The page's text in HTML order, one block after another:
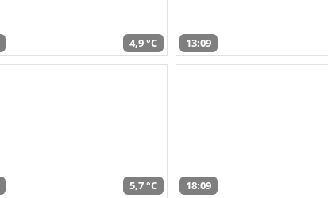
4,9 °C 13:09
5,7 °C 18:09